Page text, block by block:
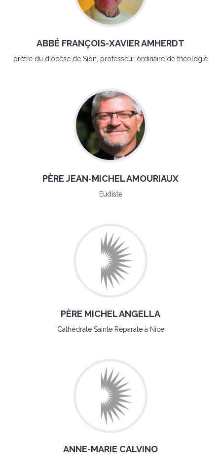
ABBÉ FRANÇOIS-XAVIER AMHERDT
prêtre du diocèse de Sion, professeur ordinaire de théologie
PÈRE JEAN-MICHEL AMOURIAUX
Eudiste
PÈRE MICHEL ANGELLA
Cathédrale Sainte Réparate à Nice
ANNE-MARIE CALVINO